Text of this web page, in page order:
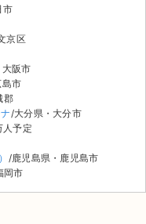
市
京区
阪市
市
郡
/大分県・大分市
人予定
/鹿児島県・鹿児島市
岡市